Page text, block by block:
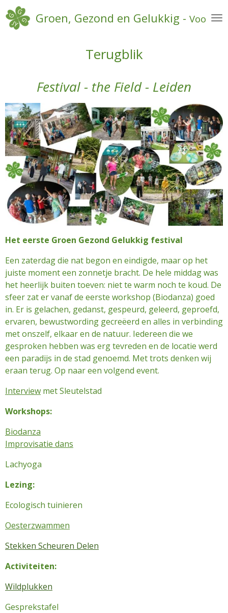
Ga
direct
Groen, Gezond en Gelukkig - Voor
Terugblik
Festival- the Field - Leiden
Het eerste Groen Gezond Gelukkig festival
Een zaterdag die nat begon en eindigde, maar op het
juiste moment een zonnetje bracht. De hele middag was
het heerlijk buiten toeven: niet te warm noch te koud. De
sfeer zat er vanaf de eerste workshop (Biodanza) goed
in. Er is gelachen, gedanst, gespeurd, geleerd, geproefd,
ervaren, bewustwording gecreëerd en alles in verbinding
met onszelf, elkaar en de natuur. Iedereen die we
gesproken hebben was erg tevreden en de locatie werd
een paradijs in de stad genoemd. Met trots denken wij
eraan terug. Op naar een volgend event.
Interview met Sleutelstad
Workshops:
Biodanza
Improvisatie dans
Lachyoga
Lezing:
Ecologisch tuinieren
Oesterzwammen
Stekken Scheuren Delen
Activiteiten:
Wildplukken
Gesprekstafel